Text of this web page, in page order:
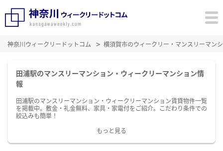
神奈川ウィークリードットコム 横須賀市のウィークリー・マンスリーマン
田浦駅のマンスリーマンション・ウィークリーマンション情
報
田浦駅のマンスリーマンション・ウィークリーマンション賃貸物件一覧
を掲載中。敷金・礼金無料、家具・家電付をご紹介。こだわり条件での
絞込みも簡単！
もっと見る